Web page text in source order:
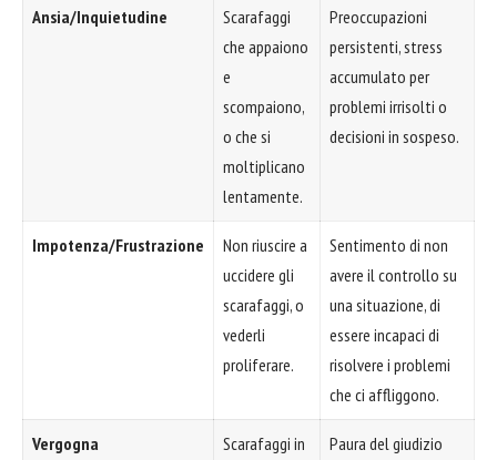
Ansia/Inquietudine
Scarafaggi
che appaiono
e
scompaiono,
o che si
moltiplicano
lentamente.
Preoccupazioni
persistenti, stress
accumulato per
problemi irrisolti o
decisioni in sospeso.
Impotenza/Frustrazione
Non riuscire a
uccidere gli
scarafaggi, o
vederli
proliferare.
Sentimento di non
avere il controllo su
una situazione, di
essere incapaci di
risolvere i problemi
che ci affliggono.
Vergogna
Scarafaggi in
Paura del giudizio